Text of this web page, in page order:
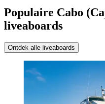
Populaire Cabo
liveaboards
Ontdek alle liveaboards